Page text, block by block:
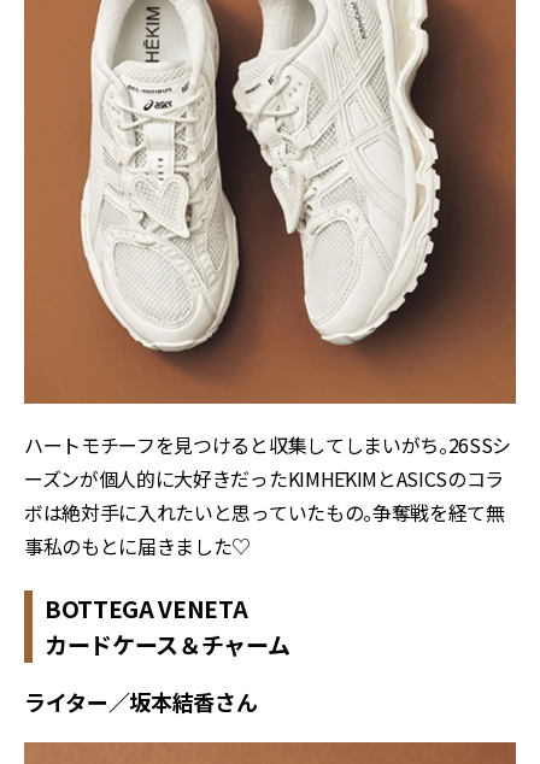
ハートモチーフを見つけると収集してしまいがち。26SSシ
ーズンが個人的に大好きだったKIMHĒKIMとASICSのコラ
ボは絶対手に入れたいと思っていたもの。争奪戦を経て無
事私のもとに届きました♡
BOTTEGA VENETA
カードケース＆チャーム
ライター／坂本結香さん